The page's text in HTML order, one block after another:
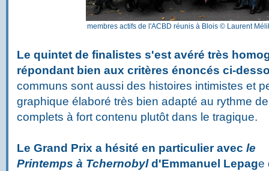
membres actifs de l'ACBD réunis à Blois © Laurent
Le quintet de finalistes s'est avéré très
répondant bien aux critères énoncés ci-
communs sont aussi des histoires intimistes et
graphique élaboré très bien adapté au rythme
complets à fort contenu plutôt dans le tragique.
Le Grand Prix a hésité en particulier avec le
Printemps à Tchernobyld'Emmanuel Lepage